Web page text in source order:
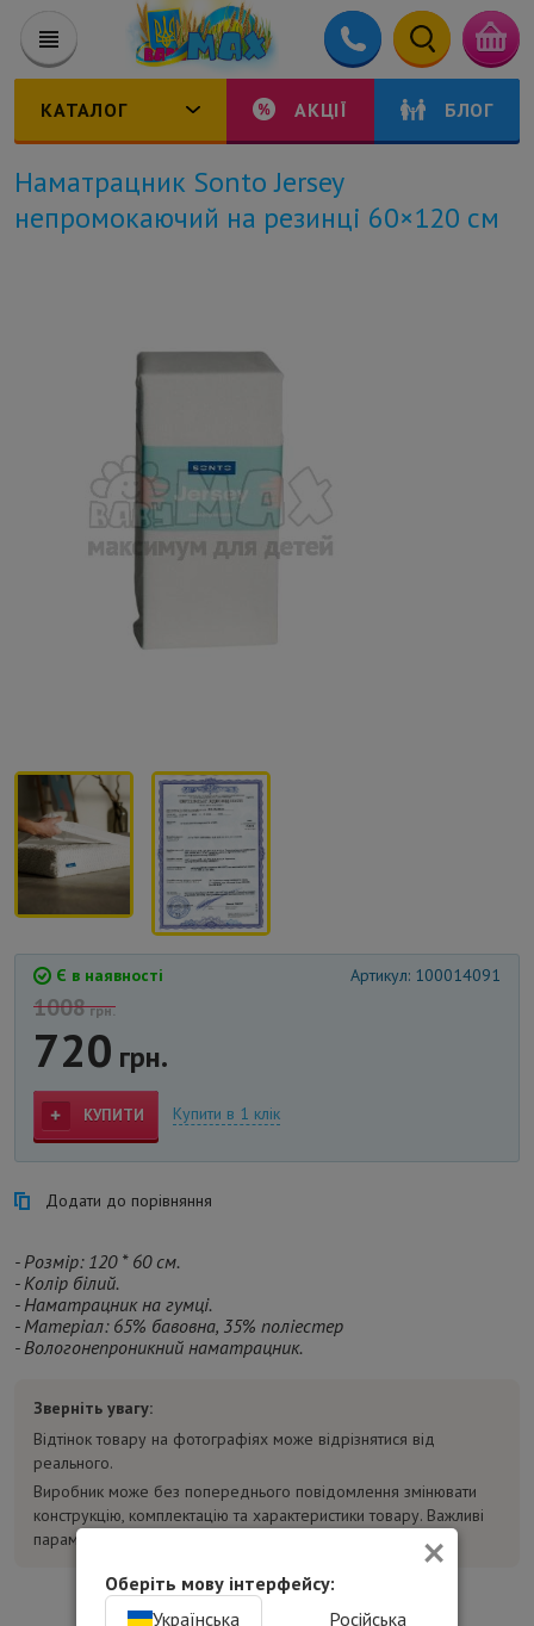
КАТАЛОГ АКЦІЇ БЛОГ
Наматрацник Sonto Jersey
непромокаючий на резинці 60×120 см
Є в наявності Артикул: 100014091
1008грн.
720 грн.
КУПИТИ Купити в 1 клік
Додати до порівняння
- Розмір: 120 * 60 см.
- Колір білий.
- Наматрацник на гумці.
- Матеріал: 65% бавовна, 35% поліестер
- Вологонепроникний наматрацник.
Зверніть увагу:
Відтінок товару на фотографіях може відрізнятися від
реального.
Виробник може без попереднього повідомлення змінювати
конструкцію, комплектацію та характеристики товару. Важливі
параметри уточнюйте у консультанта перед покупкою.×
Оберіть мову інтерфейсу:
Українська
Російська